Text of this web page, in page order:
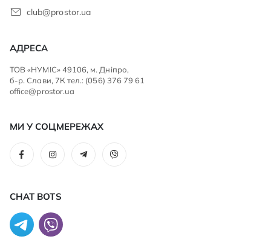
club@prostor.ua
АДРЕСА
ТОВ «НУМІС» 49106, м. Дніпро,
б-р. Слави, 7К тел.: (056) 376 79 61
office@prostor.ua
МИ У СОЦМЕРЕЖАХ
CHAT BOTS